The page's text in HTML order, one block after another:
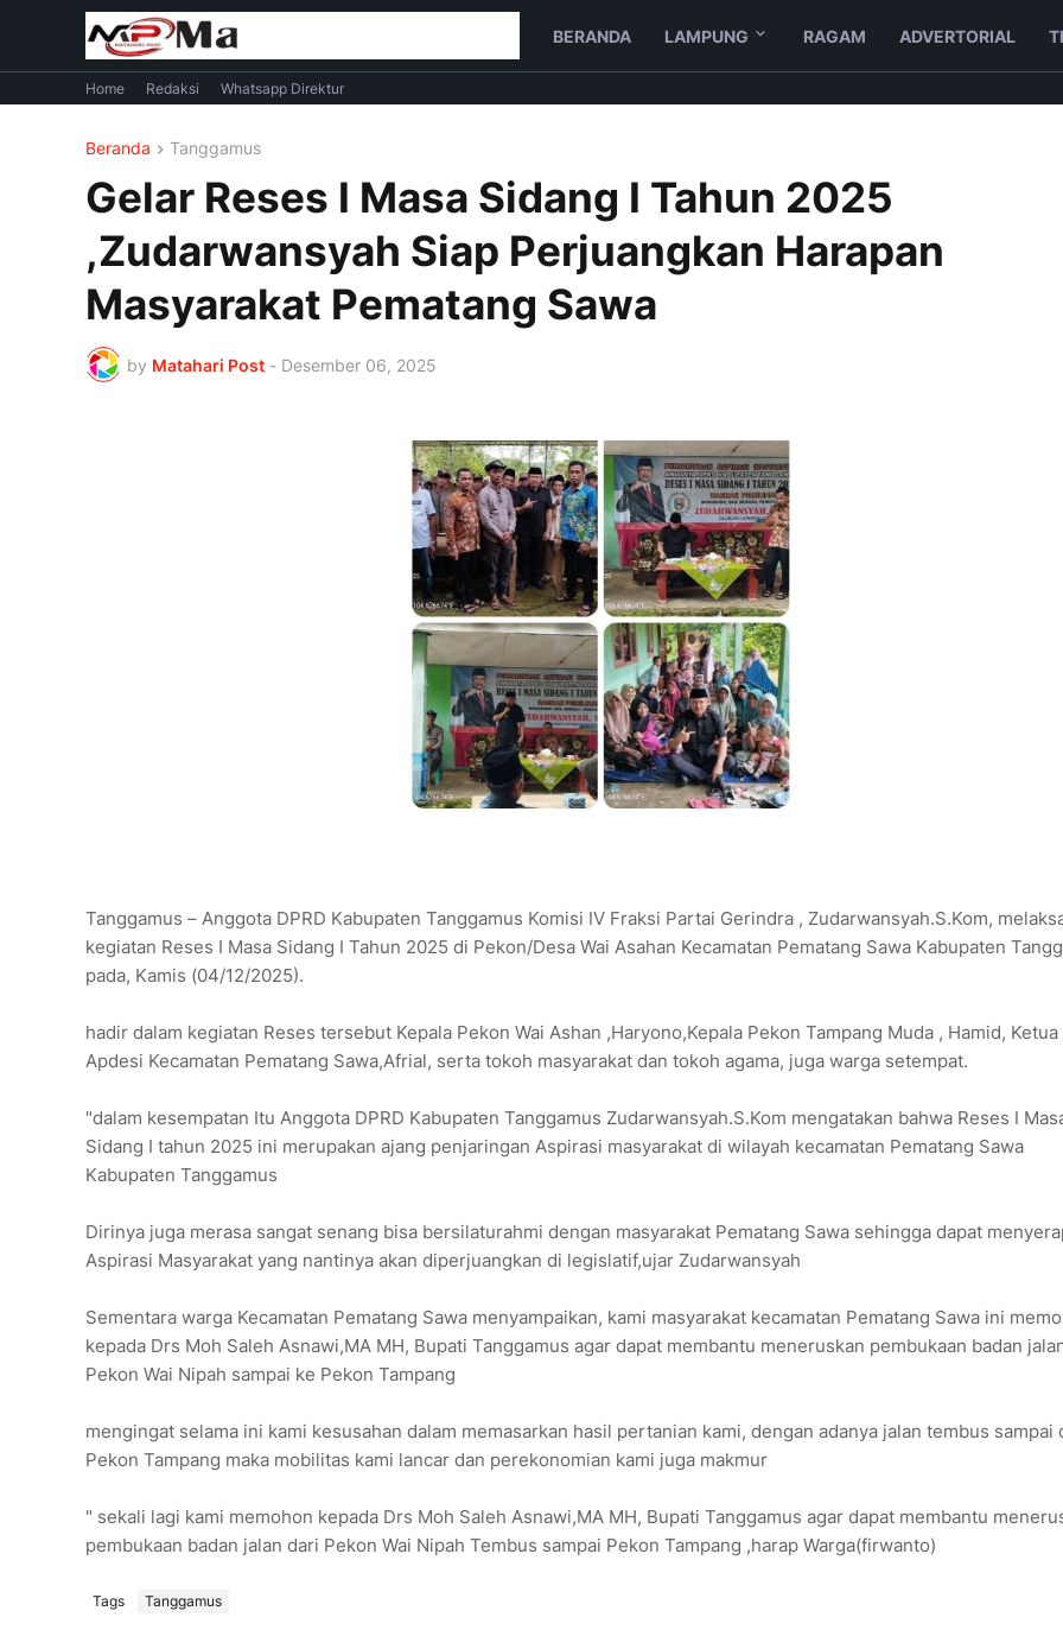
BERANDA LAMPUNG RAGAM ADVERTORIAL
Home Redaksi Whatsapp Direktur
Beranda Tanggamus
Gelar Reses I Masa Sidang I Tahun 2025
,Zudarwansyah Siap Perjuangkan Harapan
Masyarakat Pematang Sawa
by Matahari Post - Desember 06, 2025
Tanggamus – Anggota DPRD Kabupaten Tanggamus Komisi IV Fraksi Partai Gerindra , Zudarwansyah.S.Kom,
kegiatan Reses I Masa Sidang I Tahun 2025 di Pekon/Desa Wai Asahan Kecamatan Pematang Sawa Kabupaten
pada, Kamis (04/12/2025).
hadir dalam kegiatan Reses tersebut Kepala Pekon Wai Ashan ,Haryono,Kepala Pekon Tampang Muda , Hamid, Ketua
Apdesi Kecamatan Pematang Sawa,Afrial, serta tokoh masyarakat dan tokoh agama, juga warga setempat.
"dalam kesempatan Itu Anggota DPRD Kabupaten Tanggamus Zudarwansyah.S.Kom mengatakan bahwa Reses I
Sidang I tahun 2025 ini merupakan ajang penjaringan Aspirasi masyarakat di wilayah kecamatan Pematang Sawa
Kabupaten Tanggamus
Dirinya juga merasa sangat senang bisa bersilaturahmi dengan masyarakat Pematang Sawa sehingga dapat
Aspirasi Masyarakat yang nantinya akan diperjuangkan di legislatif,ujar Zudarwansyah
Sementara warga Kecamatan Pematang Sawa menyampaikan, kami masyarakat kecamatan Pematang Sawa ini
kepada Drs Moh Saleh Asnawi,MA MH, Bupati Tanggamus agar dapat membantu meneruskan pembukaan badan
Pekon Wai Nipah sampai ke Pekon Tampang
mengingat selama ini kami kesusahan dalam memasarkan hasil pertanian kami, dengan adanya jalan tembus sampai
Pekon Tampang maka mobilitas kami lancar dan perekonomian kami juga makmur
" sekali lagi kami memohon kepada Drs Moh Saleh Asnawi,MA MH, Bupati Tanggamus agar dapat membantu
pembukaan badan jalan dari Pekon Wai Nipah Tembus sampai Pekon Tampang ,harap Warga(firwanto)
Tags Tanggamus